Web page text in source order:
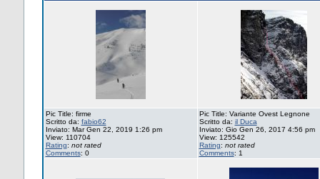
Pic Title: firme
Scritto da: fabio62
Inviato: Mar Gen 22, 2019 1:26 pm
View: 110704
Rating: not rated
Comments: 0
Pic Title: Variante Ovest Legnone
Scritto da: il Duca
Inviato: Gio Gen 26, 2017 4:56 pm
View: 125542
Rating: not rated
Comments: 1